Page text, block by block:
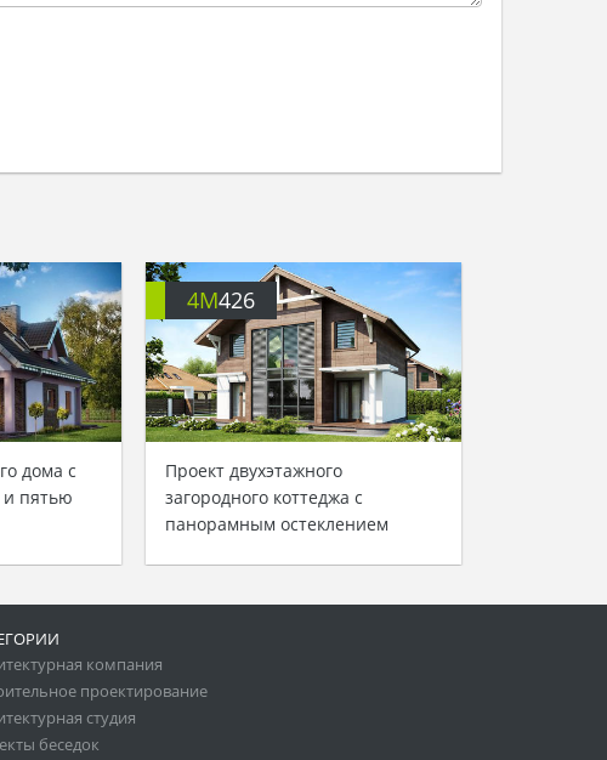
дома с
пятью
4M426
Проект двухэтажного
загородного коттеджа с
панорамным остеклением
компания
проектирование
студия
беседок